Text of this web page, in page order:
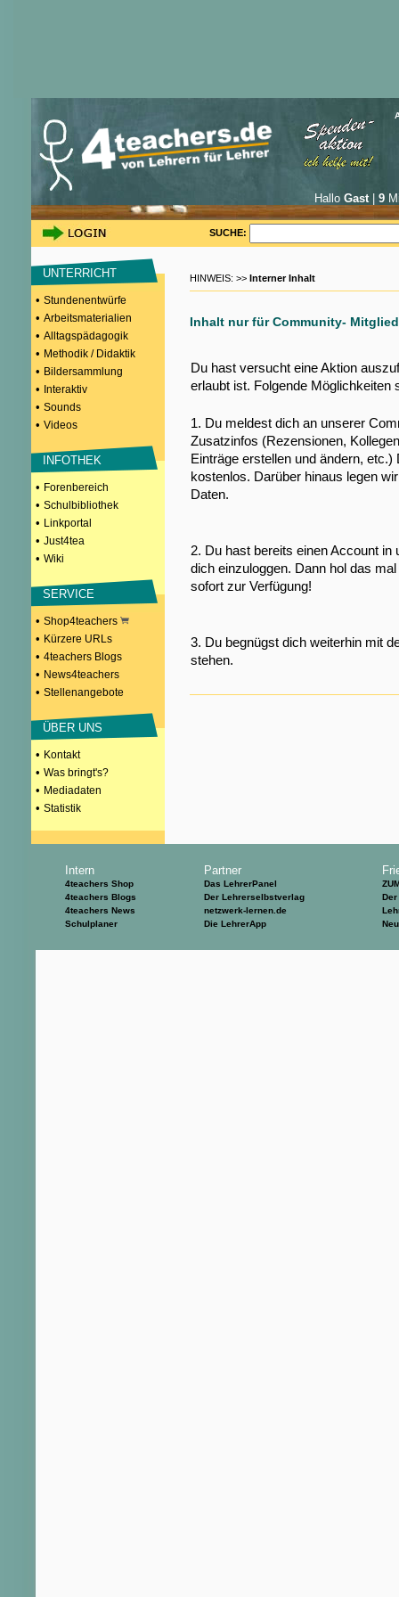
Hallo Gast| 9
SUCHE:
UNTERRICHT
• Stundenentwürfe
• Arbeitsmaterialien
• Alltagspädagogik
• Methodik / Didaktik
• Bildersammlung
• Interaktiv
• Sounds
• Videos
INFOTHEK
• Forenbereich
• Schulbibliothek
• Linkportal
• Just4tea
• Wiki
SERVICE
• Shop4teachers
• Kürzere URLs
• 4teachers Blogs
• News4teachers
• Stellenangebote
ÜBER UNS
• Kontakt
• Was bringt's?
• Mediadaten
• Statistik
HINWEIS: >> Interner Inhalt
Inhalt nur für Community-
Du hast versucht eine Aktion
erlaubt ist. Folgende Möglichkeiten
1. Du meldest dich an unserer
Zusatzinfos (Rezensionen,
Einträge erstellen und ändern,
kostenlos. Darüber hinaus legen
Daten.
2. Du hast bereits einen Account
dich einzuloggen. Dann hol das
sofort zur Verfügung!
3. Du begnügst dich weiterhin mit
stehen.
Intern
4teachers Shop
4teachers Blogs
4teachers News
Schulplaner
Partner
Das LehrerPanel
Der Lehrerselbstverlag
netzwerk-lernen.de
Die LehrerApp